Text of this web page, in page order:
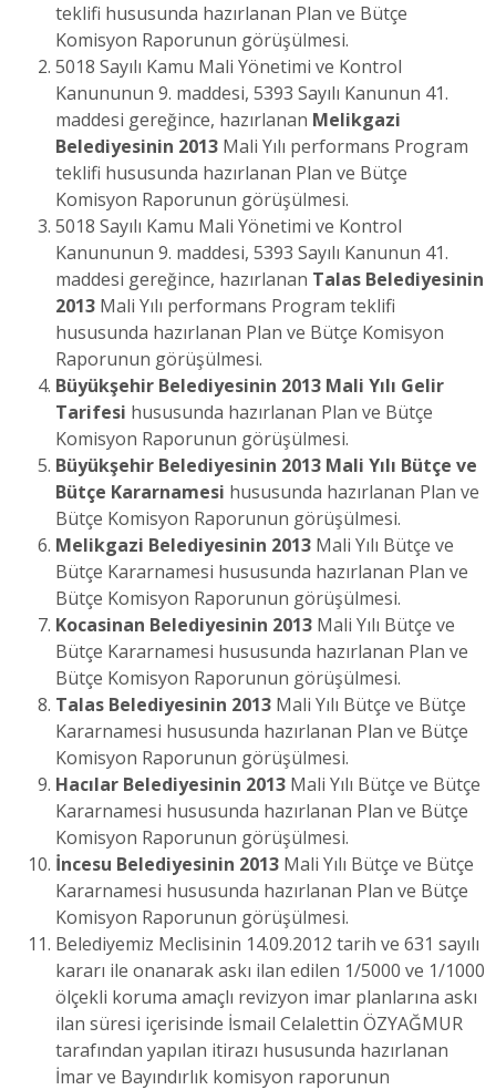
teklifi hususunda hazırlanan Plan ve Bütçe
Komisyon Raporunun görüşülmesi.
5018 Sayılı Kamu Mali Yönetimi ve Kontrol
Kanununun 9. maddesi, 5393 Sayılı Kanunun 41.
maddesi gereğince, hazırlanan Melikgazi
Belediyesinin 2013 Mali Yılı performans Program
teklifi hususunda hazırlanan Plan ve Bütçe
Komisyon Raporunun görüşülmesi.
5018 Sayılı Kamu Mali Yönetimi ve Kontrol
Kanununun 9. maddesi, 5393 Sayılı Kanunun 41.
maddesi gereğince, hazırlanan Talas Belediyesinin
2013 Mali Yılı performans Program teklifi
hususunda hazırlanan Plan ve Bütçe Komisyon
Raporunun görüşülmesi.
Büyükşehir Belediyesinin 2013 Mali Yılı Gelir
Tarifesi hususunda hazırlanan Plan ve Bütçe
Komisyon Raporunun görüşülmesi.
Büyükşehir Belediyesinin 2013 Mali Yılı Bütçe ve
Bütçe Kararnamesi hususunda hazırlanan Plan ve
Bütçe Komisyon Raporunun görüşülmesi.
Melikgazi Belediyesinin 2013 Mali Yılı Bütçe ve
Bütçe Kararnamesi hususunda hazırlanan Plan ve
Bütçe Komisyon Raporunun görüşülmesi.
Kocasinan Belediyesinin 2013 Mali Yılı Bütçe ve
Bütçe Kararnamesi hususunda hazırlanan Plan ve
Bütçe Komisyon Raporunun görüşülmesi.
Talas Belediyesinin 2013 Mali Yılı Bütçe ve Bütçe
Kararnamesi hususunda hazırlanan Plan ve Bütçe
Komisyon Raporunun görüşülmesi.
Hacılar Belediyesinin 2013 Mali Yılı Bütçe ve Bütçe
Kararnamesi hususunda hazırlanan Plan ve Bütçe
Komisyon Raporunun görüşülmesi.
İncesu Belediyesinin 2013 Mali Yılı Bütçe ve Bütçe
Kararnamesi hususunda hazırlanan Plan ve Bütçe
Komisyon Raporunun görüşülmesi.
Belediyemiz Meclisinin 14.09.2012 tarih ve 631 sayılı
kararı ile onanarak askı ilan edilen 1/5000 ve 1/1000
ölçekli koruma amaçlı revizyon imar planlarına askı
ilan süresi içerisinde İsmail Celalettin ÖZYAĞMUR
tarafından yapılan itirazı hususunda hazırlanan
İmar ve Bayındırlık komisyon raporunun